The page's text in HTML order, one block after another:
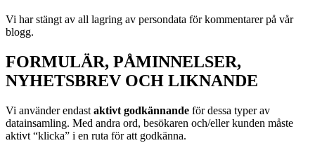
Vi har stängt av all lagring av persondata för kommentarer på vår
blogg.
FORMULÄR, PÅMINNELSER,
NYHETSBREV OCH LIKNANDE
Vi använder endast aktivt godkännande för dessa typer av
datainsamling. Med andra ord, besökaren och/eller kunden måste
aktivt “klicka” i en ruta för att godkänna.